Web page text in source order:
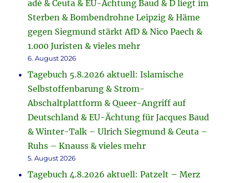
adé & Ceuta & EU-Ächtung Baud & D liegt im
Sterben & Bombendrohne Leipzig & Häme
gegen Siegmund stärkt AfD & Nico Paech &
1.000 Juristen & vieles mehr
6. August 2026
Tagebuch 5.8.2026 aktuell: Islamische
Selbstoffenbarung & Strom-
Abschaltplattform & Queer-Angriff auf
Deutschland & EU-Ächtung für Jacques Baud
& Winter-Talk – Ulrich Siegmund & Ceuta –
Ruhs – Knauss & vieles mehr
5. August 2026
Tagebuch 4.8.2026 aktuell: Patzelt – Merz